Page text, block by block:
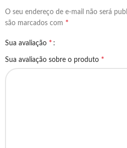
O seu endereço de e-mail não será
são marcados com *
Sua avaliação *
Sua avaliação sobre o produto *